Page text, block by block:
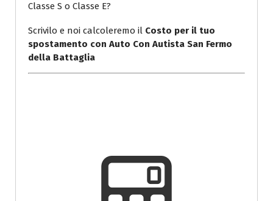
Classe S o Classe E?
Scrivilo e noi calcoleremo il Costo per il tuo
spostamento con Auto Con Autista San Fermo
della Battaglia